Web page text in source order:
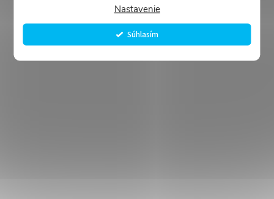
Nastavenie
Súhlasím